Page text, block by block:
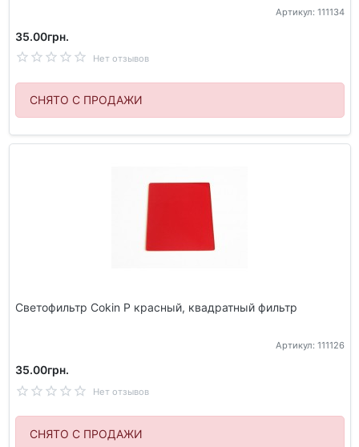
Артикул: 111134
35.00грн.
Нет отзывов
СНЯТО С ПРОДАЖИ
Светофильтр Cokin P красный, квадратный фильтр
Артикул: 111126
35.00грн.
Нет отзывов
СНЯТО С ПРОДАЖИ